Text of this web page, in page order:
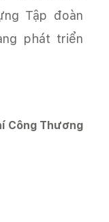
Tập đoàn
phát triển
Công Thương